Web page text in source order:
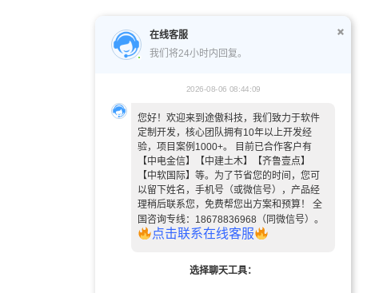
在线客服
我们将24小时内回复。
2026-08-06 08:44:09
您好！欢迎来到途傲科技，我们致力于软件
定制开发，核心团队拥有10年以上开发经
验，项目案例1000+。 目前已合作客户有
【中电金信】【中建土木】【齐鲁壹点】
【中软国际】等。为了节省您的时间，您可
以留下姓名，手机号（或微信号），产品经
理稍后联系您，免费帮您出方案和预算！ 全
国咨询专线：18678836968（同微信号）。
点击联系在线客服
选择聊天工具：